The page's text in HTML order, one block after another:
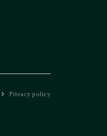
Privacy policy